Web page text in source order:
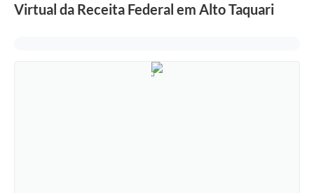
Virtual da Receita Federal em Alto Taquari